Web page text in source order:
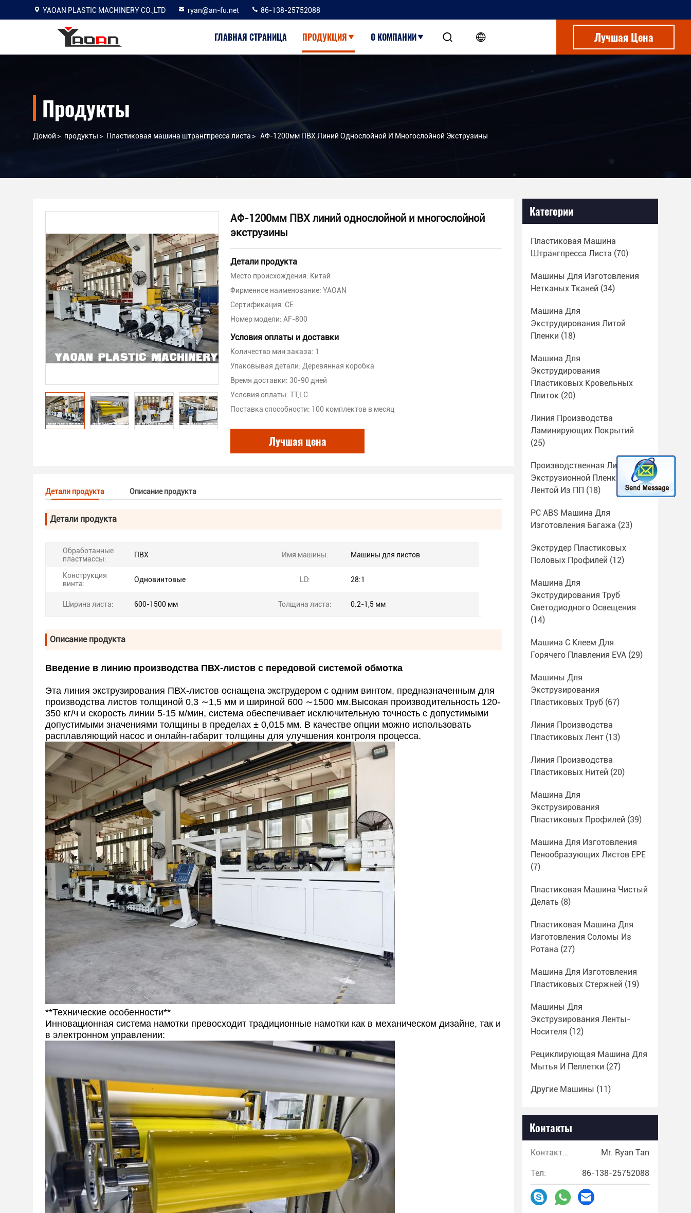
YAOAN PLASTIC MACHINERY CO.,LTD ryan@an-fu.net 86-138-25752088
ГЛАВНАЯ СТРАНИЦА ПРОДУКЦИЯ О КОМПАНИИ Лучшая Цена
Продукты
Домой > продукты > Пластиковая машина штрангпресса листа > АФ-1200мм ПВХ Линий Однослойной И Многослойной Экструзины
АФ-1200мм ПВХ линий однослойной и многослойной
экструзины
Детали продукта
Место происхождения: Китай
Фирменное наименование: YAOAN
Сертификация: CE
Номер модели: AF-800
Условия оплаты и доставки
Количество мин заказа: 1
Упаковывая детали: Деревянная коробка
Время доставки: 30-90 дней
Условия оплаты: TT,LC
Поставка способности: 100 комплектов в месяц
Лучшая цена
Детали продукта Описание продукта
Детали продукта
Обработанные
пластмассы:
ПВХ Имя машины: Машины для листов
Конструкция
винта:
Одновинтовые LD: 28:1
Ширина листа: 600-1500 мм Толщина листа: 0.2-1,5 мм
Описание продукта
Введение в линию производства ПВХ-листов с передовой системой обмотка
Эта линия экструзирования ПВХ-листов оснащена экструдером с одним винтом, предназначенным для
производства листов толщиной 0,3 ∼1,5 мм и шириной 600 ∼1500 мм.Высокая производительность 120-
350 кг/ч и скорость линии 5-15 м/мин, система обеспечивает исключительную точность с допустимыми
допустимыми значениями толщины в пределах ± 0,015 мм. В качестве опции можно использовать
расплавляющий насос и онлайн-габарит толщины для улучшения контроля процесса.
**Технические особенности**
Инновационная система намотки превосходит традиционные намотки как в механическом дизайне, так и
в электронном управлении:
Категории
Пластиковая Машина
Штрангпресса Листа (70)
Машины Для Изготовления
Нетканых Тканей (34)
Машина Для
Экструдирования Литой
Пленки (18)
Машина Для
Экструдирования
Пластиковых Кровельных
Плиток (20)
Линия Производства
Ламинирующих Покрытий
(25)
Производственная Линия
Экструзионной Пленки С
Лентой Из ПП (18)
PC ABS Машина Для
Изготовления Багажа (23)
Экструдер Пластиковых
Половых Профилей (12)
Машина Для
Экструдирования Труб
Светодиодного Освещения
(14)
Машина С Клеем Для
Горячего Плавления EVA (29)
Машины Для
Экструзирования
Пластиковых Труб (67)
Линия Производства
Пластиковых Лент (13)
Линия Производства
Пластиковых Нитей (20)
Машина Для
Экструзирования
Пластиковых Профилей (39)
Машина Для Изготовления
Пенообразующих Листов EPE
(7)
Пластиковая Машина Чистый
Делать (8)
Пластиковая Машина Для
Изготовления Соломы Из
Ротана (27)
Машина Для Изготовления
Пластиковых Стержней (19)
Машины Для
Экструзирования Ленты-
Носителя (12)
Рециклирующая Машина Для
Мытья И Пеллетки (27)
Другие Машины (11)
Контакты
Контакты: Mr. Ryan Tan
Тел: 86-138-25752088